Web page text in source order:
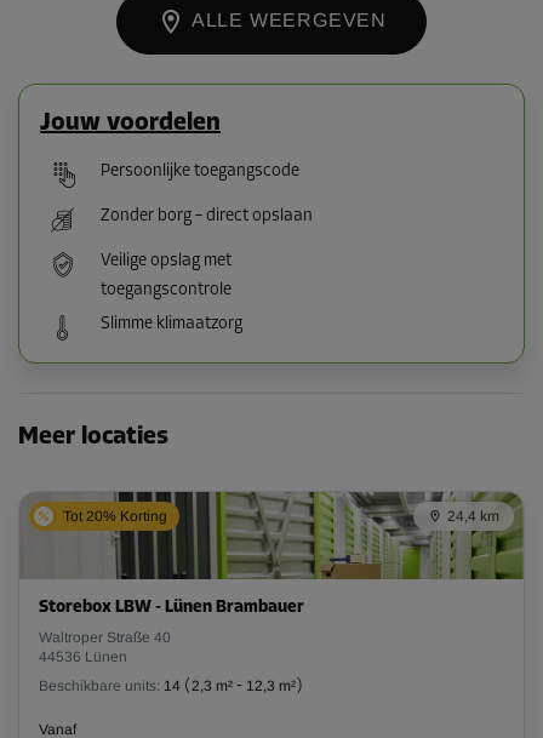
ALLE WEERGEVEN
Jouw voordelen
Persoonlijke toegangscode
Zonder borg – direct opslaan
Veilige opslag met
toegangscontrole
Slimme klimaatzorg
Meer locaties
Tot 20% Korting 24,4 km
Storebox LBW - Lünen Brambauer
Waltroper Straße 40
44536 Lünen
Beschikbare units: 14 (2,3 m² - 12,3 m²)
Vanaf